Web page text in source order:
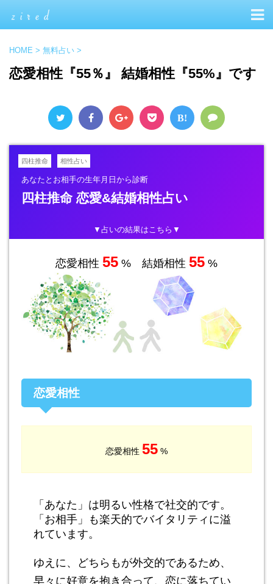
HOME > 無料占い >
恋愛相性『55％』 結婚相性『55%』です
B!
四柱推命 相性占い
あなたとお相手の生年月日から診断
四柱推命 恋愛&結婚相性占い
▼占いの結果はこちら▼
恋愛相性 55 % 結婚相性 55 %
恋愛相性
恋愛相性 55 %
「あなた」は明るい性格で社交的です。
「お相手」も楽天的でバイタリティに溢
れています。
ゆえに、どちらもが外交的であるため、
早々に好意を抱き合って、恋に落ちてい